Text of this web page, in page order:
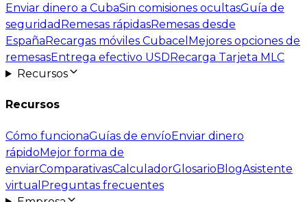
Enviar dinero a CubaSin comisiones ocultasGuía de
seguridad Remesas rápidasRemesas desde
EspañaRecargas móviles Cubacel Mejores opciones de
remesasEntrega efectivo USDRecarga Tarjeta MLC
Recursos
Recursos
Cómo funcionaGuías de envíoEnviar dinero
rápidoMejor forma de
enviarComparativasCalculadorGlosarioBlogAsistente
virtual Preguntas frecuentes